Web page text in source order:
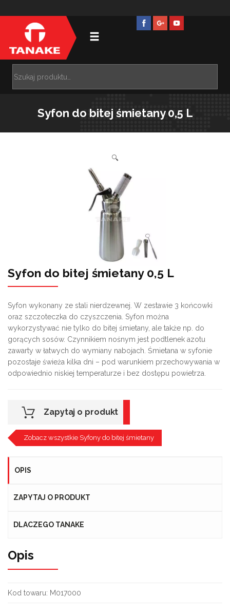
Syfon do bitej śmietany 0,5 L
🔍
Syfon do bitej śmietany 0,5 L
Syfon wykonany ze stali nierdzewnej. W zestawie 3 końcowki
oraz szczoteczka do czyszczenia. Syfon można
wykorzystywać nie tylko do bitej śmietany, ale także np. do
gorących sosów. Czynnikiem nośnym jest podtlenek azotu
zawarty w łatwych do wymiany nabojach. Śmietana w syfonie
pozostaje świeża kilka dni – pod warunkiem przechowywania w
odpowiednio niskiej temperaturze i bez dostępu powietrza.
Zapytaj o produkt
Zobacz wszystkie Syfony do bitej śmietany
OPIS
ZAPYTAJ O PRODUKT
DLACZEGO TANAKE
Opis
Kod towaru: M017000